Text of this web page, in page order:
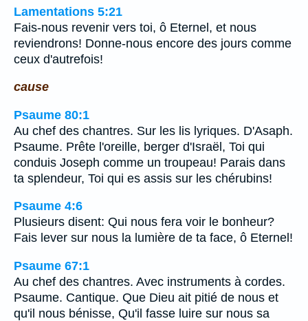
Lamentations 5:21
Fais-nous revenir vers toi, ô Eternel, et nous
reviendrons! Donne-nous encore des jours comme
ceux d'autrefois!
cause
Psaume 80:1
Au chef des chantres. Sur les lis lyriques. D'Asaph.
Psaume. Prête l'oreille, berger d'Israël, Toi qui
conduis Joseph comme un troupeau! Parais dans
ta splendeur, Toi qui es assis sur les chérubins!
Psaume 4:6
Plusieurs disent: Qui nous fera voir le bonheur?
Fais lever sur nous la lumière de ta face, ô Eternel!
Psaume 67:1
Au chef des chantres. Avec instruments à cordes.
Psaume. Cantique. Que Dieu ait pitié de nous et
qu'il nous bénisse, Qu'il fasse luire sur nous sa